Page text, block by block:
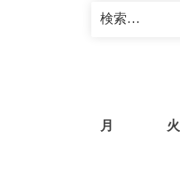
検
索:
月
火